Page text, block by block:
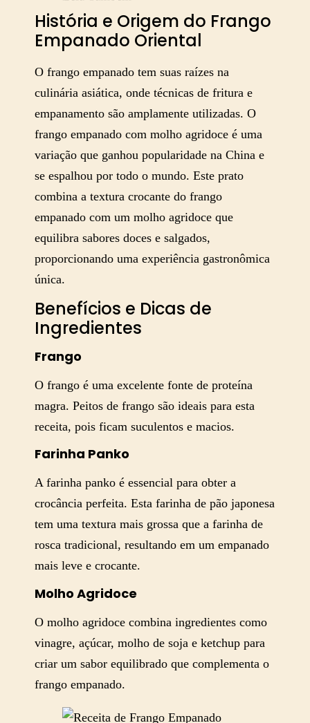
História e Origem do Frango
Empanado Oriental
O frango empanado tem suas raízes na
culinária asiática, onde técnicas de fritura e
empanamento são amplamente utilizadas. O
frango empanado com molho agridoce é uma
variação que ganhou popularidade na China e
se espalhou por todo o mundo. Este prato
combina a textura crocante do frango
empanado com um molho agridoce que
equilibra sabores doces e salgados,
proporcionando uma experiência gastronômica
única.
Benefícios e Dicas de
Ingredientes
Frango
O frango é uma excelente fonte de proteína
magra. Peitos de frango são ideais para esta
receita, pois ficam suculentos e macios.
Farinha Panko
A farinha panko é essencial para obter a
crocância perfeita. Esta farinha de pão japonesa
tem uma textura mais grossa que a farinha de
rosca tradicional, resultando em um empanado
mais leve e crocante.
Molho Agridoce
O molho agridoce combina ingredientes como
vinagre, açúcar, molho de soja e ketchup para
criar um sabor equilibrado que complementa o
frango empanado.